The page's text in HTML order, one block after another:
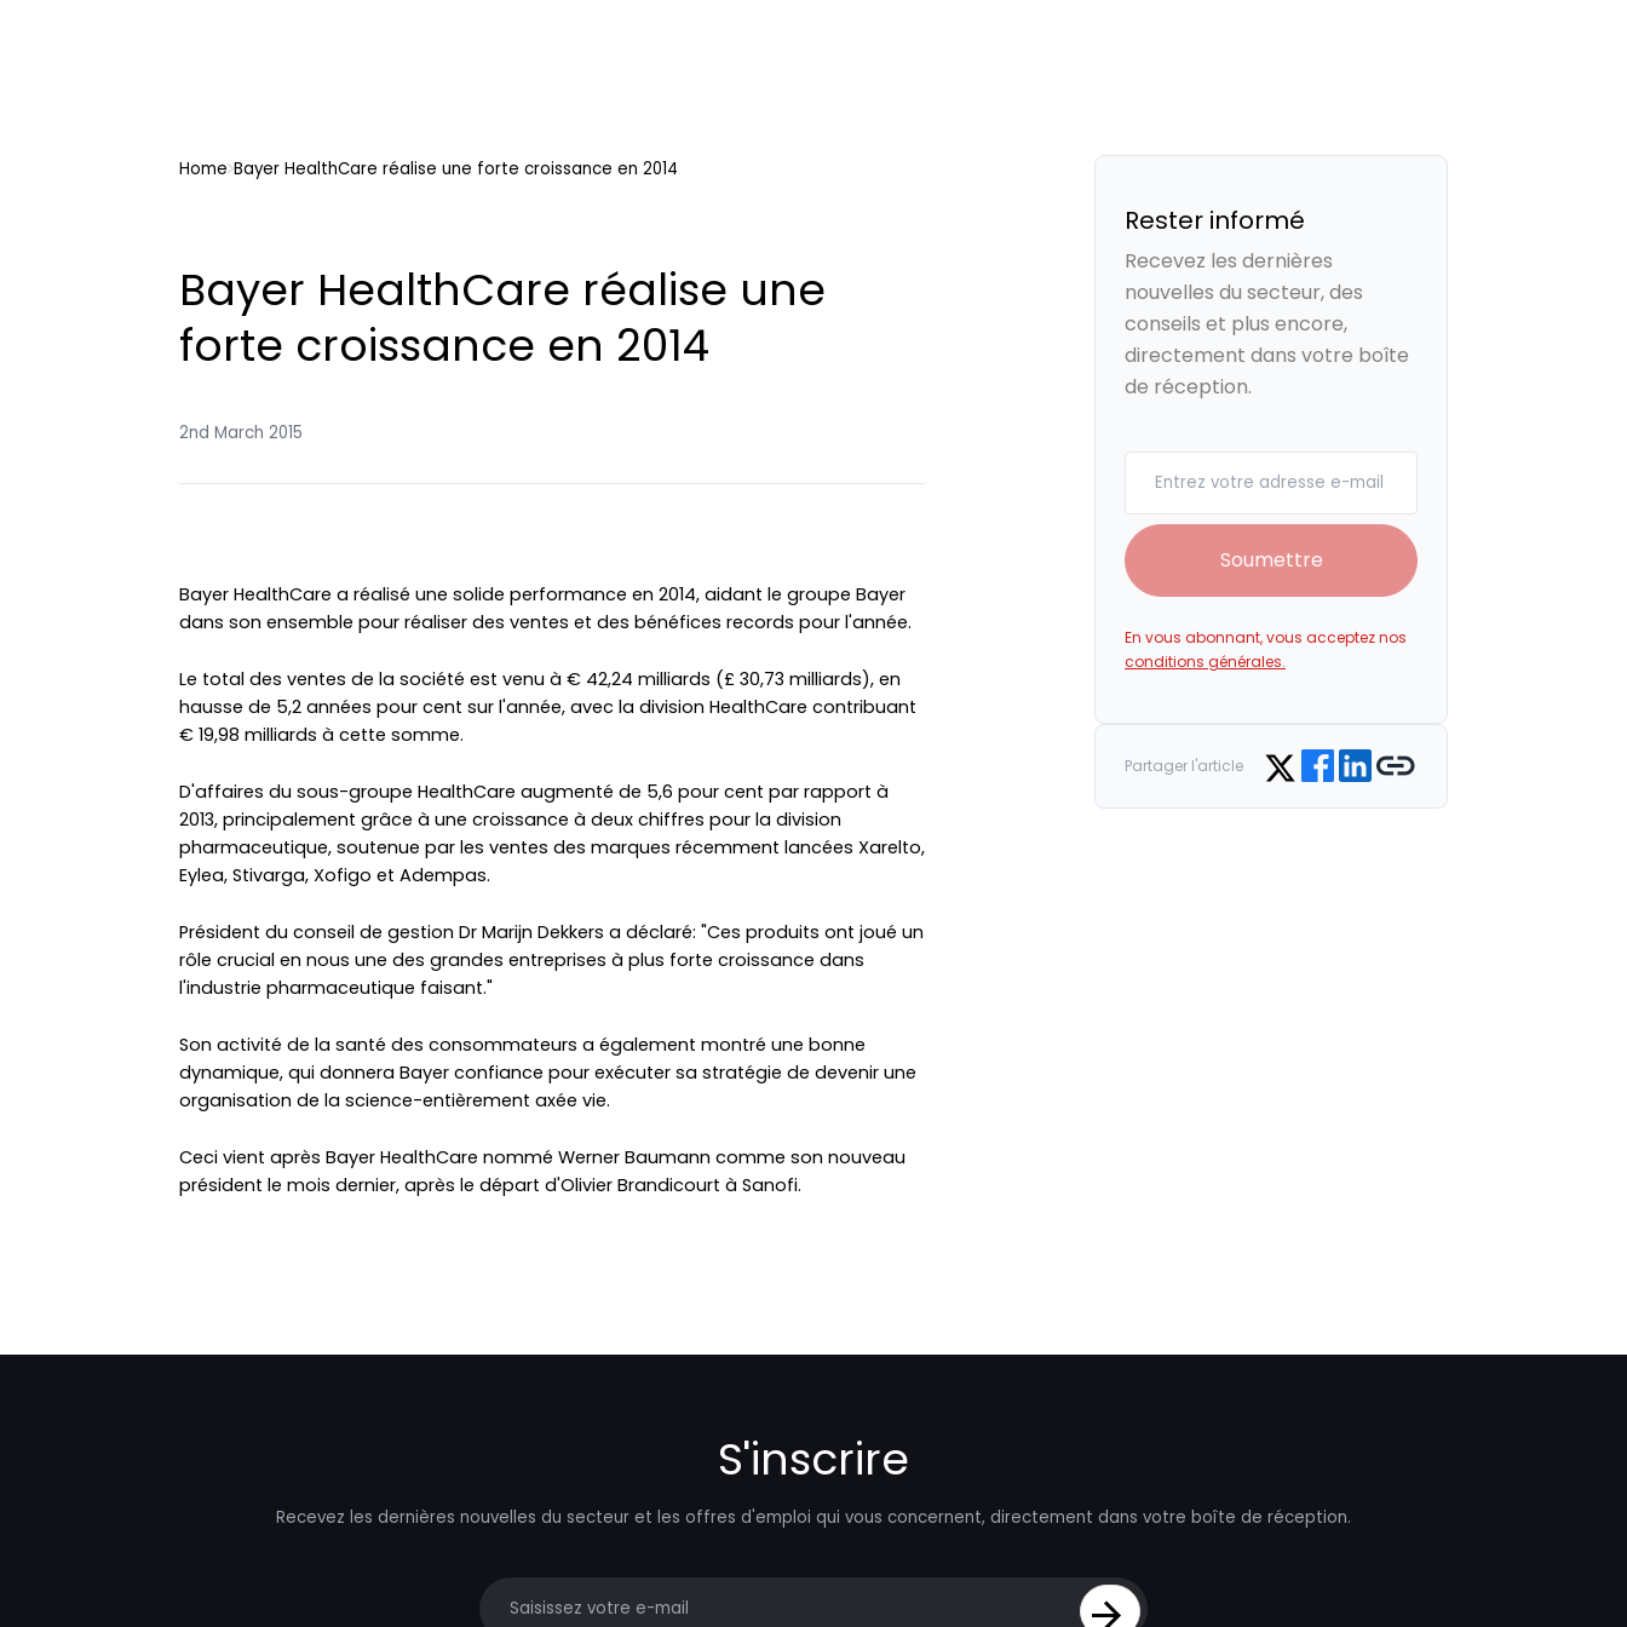
Home Bayer HealthCare réalise une forte croissance en 2014
Bayer HealthCare réalise une
forte croissance en 2014
2nd March 2015
Bayer HealthCare a réalisé une solide performance en 2014, aidant le groupe Bayer
dans son ensemble pour réaliser des ventes et des bénéfices records pour l'année.
Le total des ventes de la société est venu à € 42,24 milliards (£ 30,73 milliards), en
hausse de 5,2 années pour cent sur l'année, avec la division HealthCare contribuant
€ 19,98 milliards à cette somme.
D'affaires du sous-groupe HealthCare augmenté de 5,6 pour cent par rapport à
2013, principalement grâce à une croissance à deux chiffres pour la division
pharmaceutique, soutenue par les ventes des marques récemment lancées Xarelto,
Eylea, Stivarga, Xofigo et Adempas.
Président du conseil de gestion Dr Marijn Dekkers a déclaré: "Ces produits ont joué un
rôle crucial en nous une des grandes entreprises à plus forte croissance dans
l'industrie pharmaceutique faisant."
Son activité de la santé des consommateurs a également montré une bonne
dynamique, qui donnera Bayer confiance pour exécuter sa stratégie de devenir une
organisation de la science-entièrement axée vie.
Ceci vient après Bayer HealthCare nommé Werner Baumann comme son nouveau
président le mois dernier, après le départ d'Olivier Brandicourt à Sanofi.
Rester informé
Recevez les dernières
nouvelles du secteur, des
conseils et plus encore,
directement dans votre boîte
de réception.
Soumettre
En vous abonnant, vous acceptez nos
conditions générales.
Partager l'article Share on Twitter
Share on Facebook
Share on LinkedIn
Copy link
S'inscrire
Recevez les dernières nouvelles du secteur et les offres d'emploi qui vous concernent, directement dans votre boîte de réception.
Sign Up